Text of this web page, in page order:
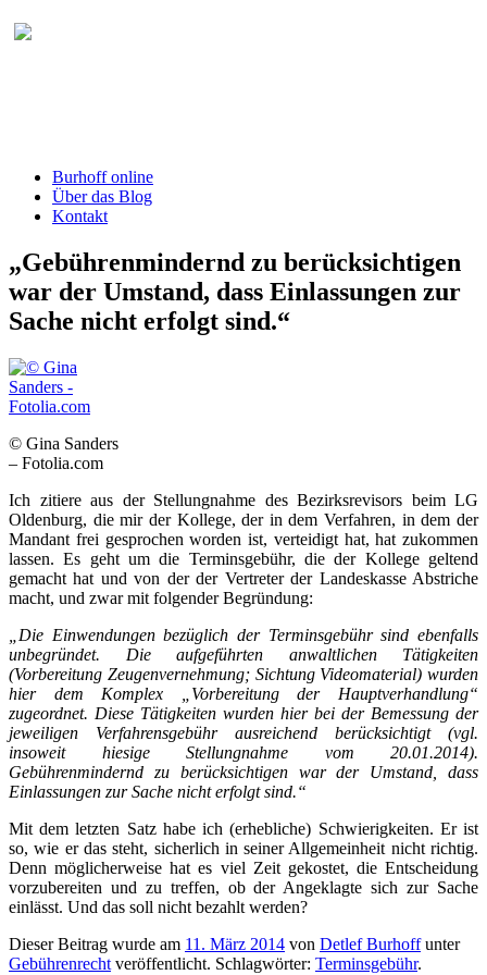
Burhoff online
Über das Blog
Kontakt
„Gebührenmindernd zu berücksichtigen
war der Umstand, dass Einlassungen zur
Sache nicht erfolgt sind.“
© Gina Sanders
– Fotolia.com
Ich zitiere aus der Stellungnahme des Bezirksrevisors beim LG
Oldenburg, die mir der Kollege, der in dem Verfahren, in dem der
Mandant frei gesprochen worden ist, verteidigt hat, hat zukommen
lassen. Es geht um die Terminsgebühr, die der Kollege geltend
gemacht hat und von der der Vertreter der Landeskasse Abstriche
macht, und zwar mit folgender Begründung:
„Die Einwendungen bezüglich der Terminsgebühr sind ebenfalls
unbegründet. Die aufgeführten anwaltlichen Tätigkeiten
(Vorbereitung Zeugenvernehmung; Sichtung Videomaterial) wurden
hier dem Komplex „Vorbereitung der Hauptverhandlung“
zugeordnet. Diese Tätigkeiten wurden hier bei der Bemessung der
jeweiligen Verfahrensgebühr ausreichend berücksichtigt (vgl.
insoweit hiesige Stellungnahme vom 20.01.2014).
Gebührenmindernd zu berücksichtigen war der Umstand, dass
Einlassungen zur Sache nicht erfolgt sind.“
Mit dem letzten Satz habe ich (erhebliche) Schwierigkeiten. Er ist
so, wie er das steht, sicherlich in seiner Allgemeinheit nicht richtig.
Denn möglicherweise hat es viel Zeit gekostet, die Entscheidung
vorzubereiten und zu treffen, ob der Angeklagte sich zur Sache
einlässt. Und das soll nicht bezahlt werden?
Dieser Beitrag wurde am 11. März 2014 von Detlef Burhoffunter
Gebührenrecht veröffentlicht. Schlagwörter: Terminsgebühr.